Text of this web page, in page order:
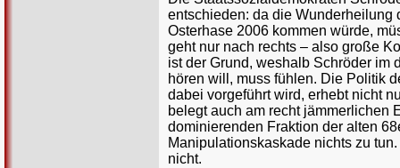
entschieden: da die
Osterhase 2006 kommen würde,
geht nur nach rechts – also große
ist der Grund, weshalb Schröder im
hören will, muss fühlen. Die Politik
dabei vorgeführt wird, erhebt nicht
belegt auch am recht jämmerlichen
dominierenden Fraktion der alten
Manipulationskaskade nichts zu
nicht.